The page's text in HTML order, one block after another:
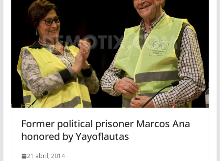
Former political prisoner Marcos Ana
honored by Yayoflautas
21 abril, 2014